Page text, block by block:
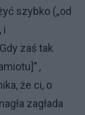
szybko („od
i
zaś tak
,
że ci, o
zagłada